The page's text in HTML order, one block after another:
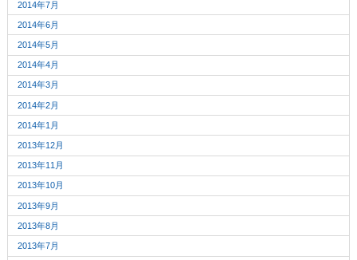
2014年7月
2014年6月
2014年5月
2014年4月
2014年3月
2014年2月
2014年1月
2013年12月
2013年11月
2013年10月
2013年9月
2013年8月
2013年7月